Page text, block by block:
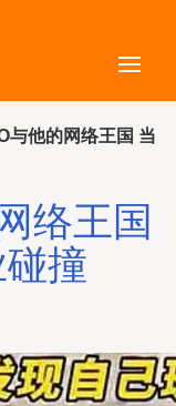
与他的网络王国 当
络王国
撞